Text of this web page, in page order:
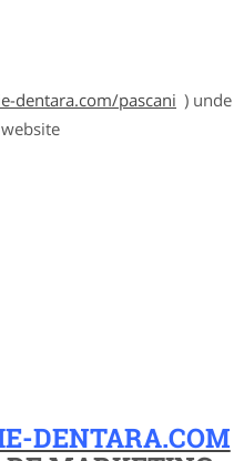
dentara.com/pascani )
DENTARA.COM